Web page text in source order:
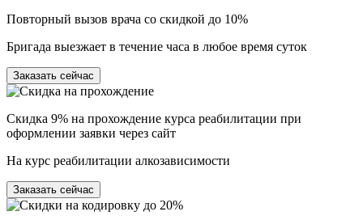
Повторный вызов врача со скидкой до 10%
Бригада выезжает в течение часа в любое время суток
Заказать сейчас
Скидка 9% на прохождение курса реабилитации при
оформлении заявки через сайт
На курс реабилитации алкозависимости
Заказать сейчас